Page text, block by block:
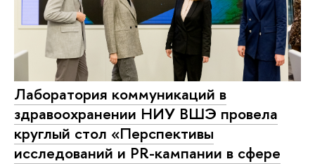
Лаборатория коммуникаций в
здравоохранении НИУ ВШЭ провела
круглый стол «Перспективы
исследований и PR-кампании в сфере